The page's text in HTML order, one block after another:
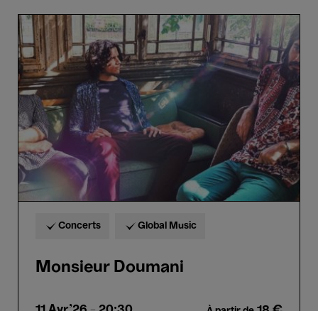
Monsieur
Doumani
Concerts Global Music
Monsieur Doumani